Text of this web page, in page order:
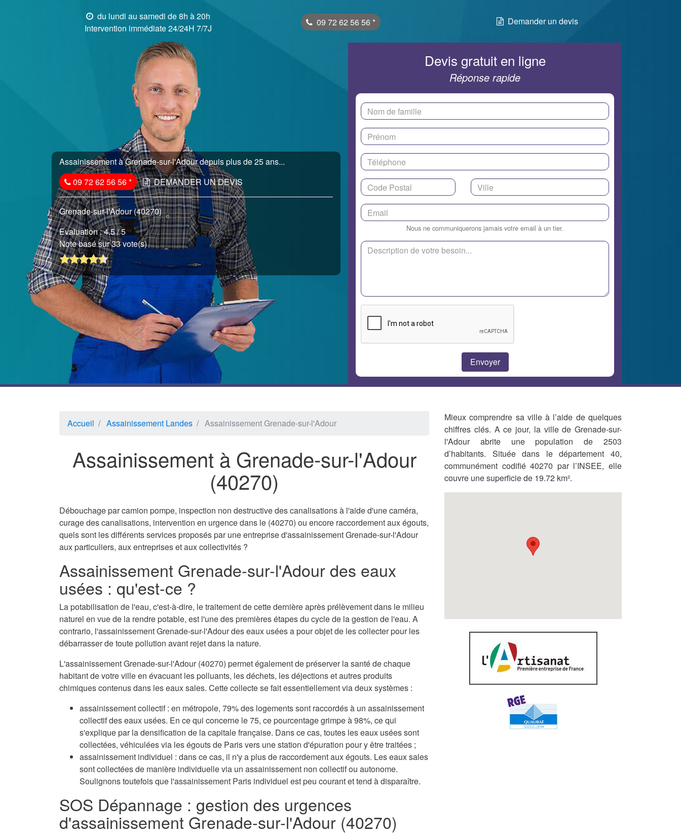
du lundi au samedi de 8h à 20h
Intervention immédiate 24/24H 7/7J
09 72 62 56 56 * Demander un devis
Assainissement à Grenade-sur-l'Adour depuis plus de 25 ans...
09 72 62 56 56* DEMANDER UN DEVIS
Grenade-sur-l'Adour (40270)
Evaluation :4.5/ 5
Note basé sur 33 vote(s)
Devis gratuit en ligne
Réponse rapide
Nous ne communiquerons jamais votre email à un tier.
Accueil Assainissement Landes Assainissement Grenade-sur-l'Adour
Assainissement à Grenade-sur-l'Adour
(40270)
Débouchage par camion pompe, inspection non destructive des canalisations à l'aide d'une caméra,
curage des canalisations, intervention en urgence dans le (40270) ou encore raccordement aux égouts,
quels sont les différents services proposés par une entreprise d'assainissement Grenade-sur-l'Adour
aux particuliers, aux entreprises et aux collectivités ?
Assainissement Grenade-sur-l'Adour des eaux
usées : qu'est-ce ?
La potabilisation de l'eau, c'est-à-dire, le traitement de cette dernière après prélèvement dans le milieu
naturel en vue de la rendre potable, est l'une des premières étapes du cycle de la gestion de l'eau. A
contrario, l'assainissement Grenade-sur-l'Adour des eaux usées a pour objet de les collecter pour les
débarrasser de toute pollution avant rejet dans la nature.
L'assainissement Grenade-sur-l'Adour (40270) permet également de préserver la santé de chaque
habitant de votre ville en évacuant les polluants, les déchets, les déjections et autres produits
chimiques contenus dans les eaux sales. Cette collecte se fait essentiellement via deux systèmes :
assainissement collectif : en métropole, 79% des logements sont raccordés à un assainissement
collectif des eaux usées. En ce qui concerne le 75, ce pourcentage grimpe à 98%, ce qui
s'explique par la densification de la capitale française. Dans ce cas, toutes les eaux usées sont
collectées, véhiculées via les égouts de Paris vers une station d'épuration pour y être traitées ;
assainissement individuel : dans ce cas, il n'y a plus de raccordement aux égouts. Les eaux sales
sont collectées de manière individuelle via un assainissement non collectif ou autonome.
Soulignons toutefois que l'assainissement Paris individuel est peu courant et tend à disparaître.
SOS Dépannage : gestion des urgences
d'assainissement Grenade-sur-l'Adour (40270)
Mieux comprendre sa ville à l’aide de quelques
chiffres clés. A ce jour, la ville de Grenade-sur-
l'Adour abrite une population de 2503
d’habitants. Située dans le département 40,
communément codifié 40270 par l’INSEE, elle
couvre une superficie de 19.72 km².